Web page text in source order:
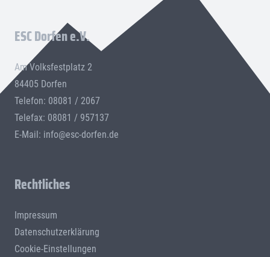
ESC Dorfen e.V.
Am Volksfestplatz 2
84405 Dorfen
Telefon: 08081 / 2067
Telefax: 08081 / 957137
E-Mail: info@esc-dorfen.de
Rechtliches
Impressum
Datenschutzerklärung
Cookie-Einstellungen